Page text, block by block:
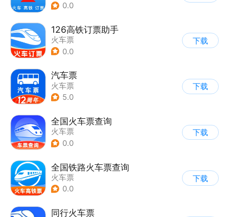
0.0
126高铁订票助手
火车票
0.0
下载
汽车票
火车票
5.0
下载
全国火车票查询
火车票
0.0
下载
全国铁路火车票查询
火车票
0.0
下载
同行火车票